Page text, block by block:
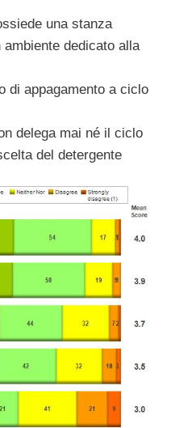
una stanza
dedicato alla
di appagamento a ciclo
delega mai né il ciclo
del detergente